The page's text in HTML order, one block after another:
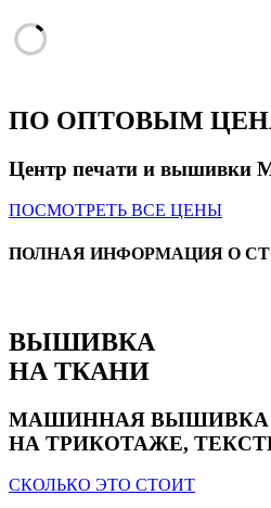
ПО ОПТОВЫМ
Центр печати и вышивки
ПОСМОТРЕТЬ ВСЕ ЦЕНЫ
ПОЛНАЯ ИНФОРМАЦИЯ О
ВЫШИВКА
НА ТКАНИ
МАШИННАЯ ВЫШИВКА
НА ТРИКОТАЖЕ,
СКОЛЬКО ЭТО СТОИТ